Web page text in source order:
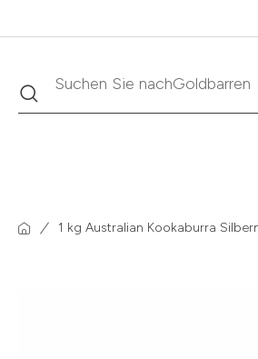
Suche Suchen Sie nachKrügerrand
1 kg Australian Kookaburra